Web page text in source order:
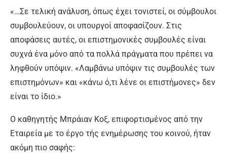
«…Σε τελική ανάλυση, όπως έχει τονιστεί, οι σύμβουλοι
συμβουλεύουν, οι υπουργοί αποφασίζουν. Στις
αποφάσεις αυτές, οι επιστημονικές συμβουλές είναι
συχνά ένα μόνο από τα πολλά πράγματα που πρέπει να
ληφθούν υπόψιν. «Λαμβάνω υπόψιν τις συμβουλές των
επιστημόνων» και «κάνω ό,τι λένε οι επιστήμονες» δεν
είναι το ίδιο.»
Ο καθηγητής Μπράιαν Κοξ, επιφορτισμένος από την
Εταιρεία με το έργο τής ενημέρωσης του κοινού, ήταν
ακόμη πιο σαφής: